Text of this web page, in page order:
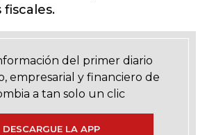
fiscales.
del primer diario
empresarial y financiero de
a tan solo un clic
DESCARGUE LA APP